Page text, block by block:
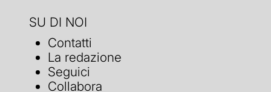
SU DI NOI
Contatti
La redazione
Seguici
Collabora